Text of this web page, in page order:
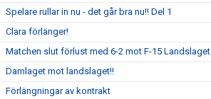
Spelare rullar in nu - det går bra nu!! Del 1
Clara förlänger!
Matchen slut förlust med 6-2 mot F-15 Landslaget
Damlaget mot landslaget!!
Förlängningar av kontrakt